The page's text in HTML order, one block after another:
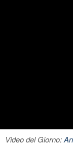
Video del Giorno: